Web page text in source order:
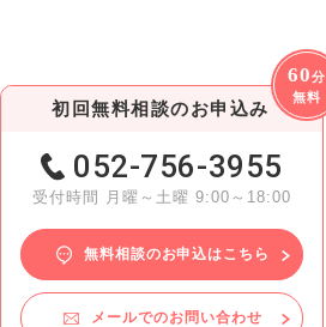
60分
無料
初回無料相談のお申込み
052-756-3955
受付時間 月曜～土曜 9:00～18:00
無料相談のお申込はこちら
メールでのお問い合わせ